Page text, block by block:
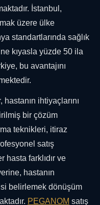
İstanbul,
üzere ülke
standartlarında sağlık
kıyasla yüzde 50 ila
bu avantajını
ihtiyaçlarını
bir çözüm
teknikleri, itiraz
satış
farklıdır ve
hastanın
belirlemek dönüşüm
PEGANOM satış